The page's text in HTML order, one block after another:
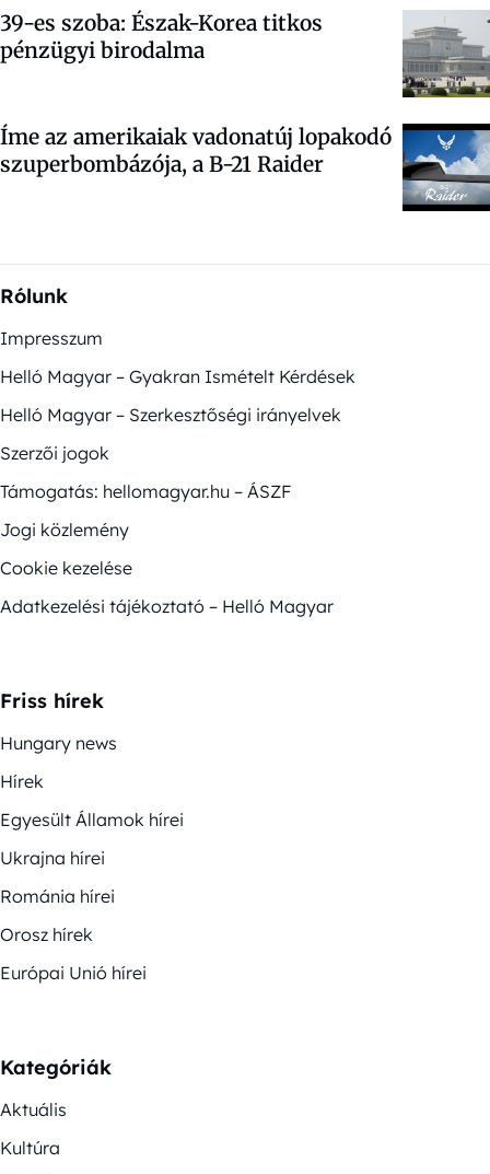
39-es szoba: Észak-Korea titkos
pénzügyi birodalma
Íme az amerikaiak vadonatúj lopakodó
szuperbombázója, a B-21 Raider
Rólunk
Impresszum
Helló Magyar – Gyakran Ismételt Kérdések
Helló Magyar – Szerkesztőségi irányelvek
Szerzői jogok
Támogatás: hellomagyar.hu – ÁSZF
Jogi közlemény
Cookie kezelése
Adatkezelési tájékoztató – Helló Magyar
Friss hírek
Hungary news
Hírek
Egyesült Államok hírei
Ukrajna hírei
Románia hírei
Orosz hírek
Európai Unió hírei
Kategóriák
Aktuális
Kultúra